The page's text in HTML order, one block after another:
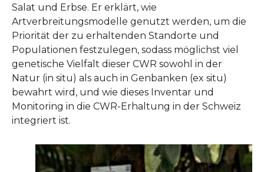
Salat und Erbse. Er erklärt, wie
Artverbreitungsmodelle genutzt werden, um die
Priorität der zu erhaltenden Standorte und
Populationen festzulegen, sodass möglichst viel
genetische Vielfalt dieser CWR sowohl in der
Natur (in situ) als auch in Genbanken (ex situ)
bewahrt wird, und wie dieses Inventar und
Monitoring in die CWR-Erhaltung in der Schweiz
integriert ist.